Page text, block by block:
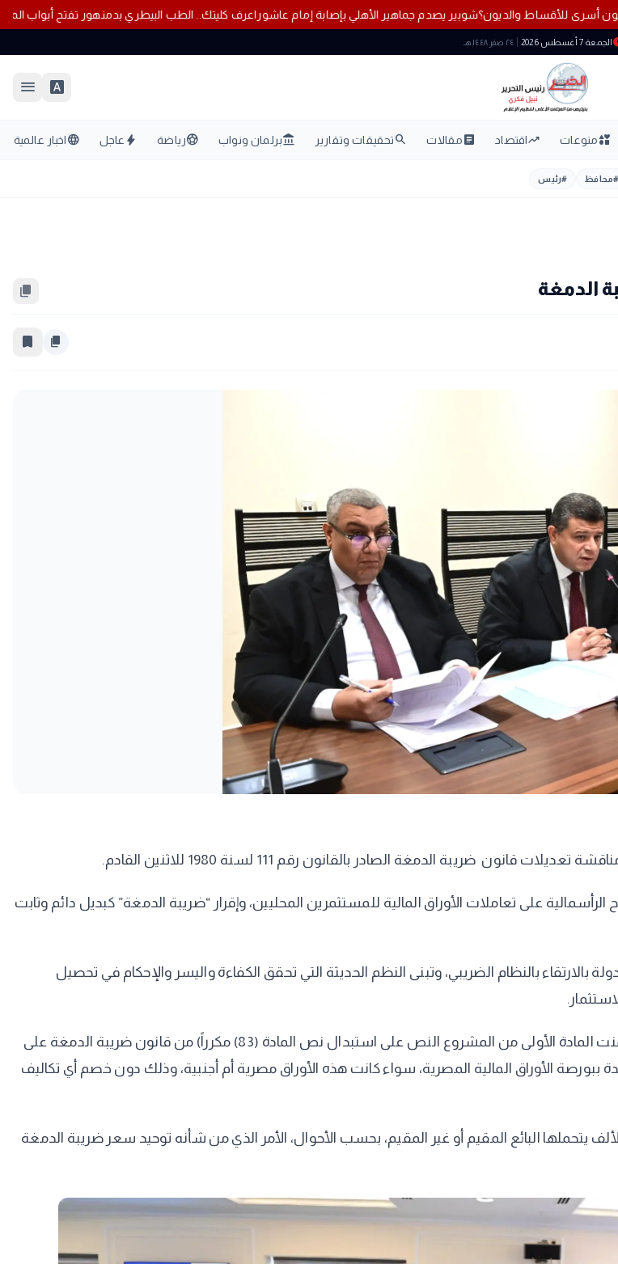
أصبح المصريون أسرى للأقساط والديون؟شوبير يصدم جماهير الأهلي بإصابة إمام عاشور اعرف كليتك.. الطب البيطري
الجمعة 7 أغسطس 2026 ٢٤ صفر ١٤٤٨ هـ
font_download
menu
interestsمنوعات trending_upاقتصاد articleمقالات searchتحقيقات وتقارير account_balanceبرلمان ونواب sports_soccerرياضة bolt عاجل languageاخبار عالمية
#محافظ #رئيس
الدمغة content_copy
content_copy
bookmark_border
ضريبة الدمغة الصادر بالقانون رقم 111 لسنة 1980 للاثنين القادم.
على تعاملات الأوراق المالية للمستثمرين المحليين، وإقرار “ضريبة الدمغة” كبديل دائم وثابت
المادة (38) من الدستور من التزام الدولة بالارتقاء بالنظام الضريبي، وتبنى النظم الحديثة التي تحقق الكفاءة واليسر والإحكام في تحصيل
وبموجب مشروع القانون والذي يتكون من مادتين بخلاف مادة النشر، حيث تضمنت المادة الأولى من المشروع النص على استبدال نص المادة (83) مكرراً) من قانون ضريبة الدمغة على
ببورصة الأوراق المالية المصرية، سواء كانت هذه الأوراق مصرية أم أجنبية، وذلك دون خصم أي تكاليف
٠,٥ في الألف يتحملها المشترى المقيم أو غير المقيم، و (٠,٥) في الألف يتحملها البائع المقيم أو غير المقيم، بحسب الأحوال، الأمر الذي من شأنه توحيد سعر ضريبة الدمغة